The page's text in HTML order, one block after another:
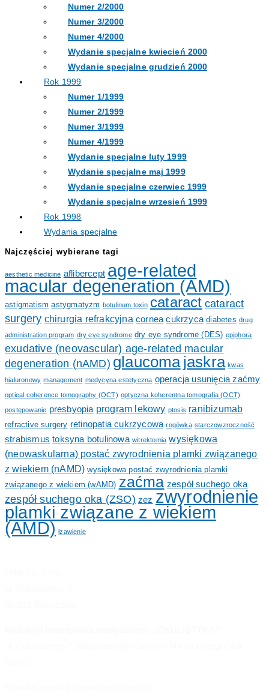
Numer 2/2000
Numer 3/2000
Numer 4/2000
Wydanie specjalne kwiecień 2000
Wydanie specjalne grudzień 2000
Rok 1999
Numer 1/1999
Numer 2/1999
Numer 3/1999
Numer 4/1999
Wydanie specjalne luty 1999
Wydanie specjalne maj 1999
Wydanie specjalne czerwiec 1999
Wydanie specjalne wrzesień 1999
Rok 1998
Wydania specjalne
Najczęściej wybierane tagi
aesthetic medicine aflibercept age-related
macular degeneration (AMD)
astigmatism astygmatyzm botulinum toxin cataract cataract
surgery chirurgia refrakcyjna cornea cukrzyca diabetes drug
administration program dry eye syndrome dry eye syndrome (DES) epiphora
exudative (neovascular) age-related macular
degeneration (nAMD) glaucomajaskra kwas
hialuronowy management medycyna estetyczna operacja usunięcia zaćmy
optical coherence tomography (OCT) optyczna koherentna tomografia (OCT)
postępowanie presbyopia program lekowy ptosis ranibizumab
refractive surgery retinopatia cukrzycowa rogówka starczowzroczność
strabismus toksyna botulinowa witrektomia wysiękowa
(neowaskularna) postać zwyrodnienia plamki związanego
z wiekiem (nAMD) wysiękowa postać zwyrodnienia plamki
związanego z wiekiem (wAMD) zaćma zespół suchego oka
zespół suchego oka (ZSO) zez zwyrodnienie
plamki związane z wiekiem
(AMD) łzawienie